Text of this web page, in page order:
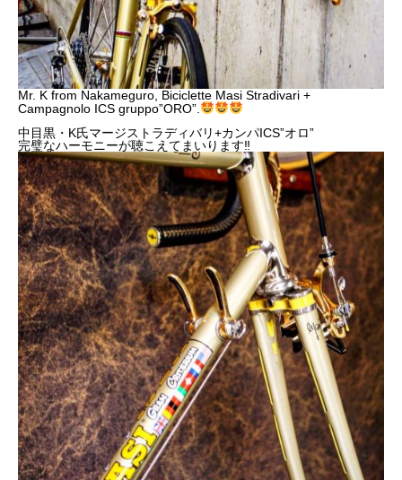
Mr. K from Nakameguro, Biciclette Masi Stradivari +
Campagnolo ICS gruppo”ORO”.
中目黒・K氏マージストラディバリ+カンパICS”オロ”
完璧なハーモニーが聴こえてまいります‼